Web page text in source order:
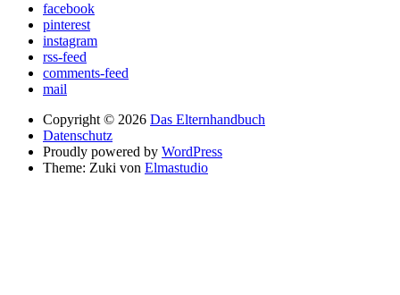
facebook
pinterest
instagram
rss-feed
comments-feed
mail
Copyright © 2026 Das Elternhandbuch
Datenschutz
Proudly powered by WordPress
Theme: Zuki von Elmastudio